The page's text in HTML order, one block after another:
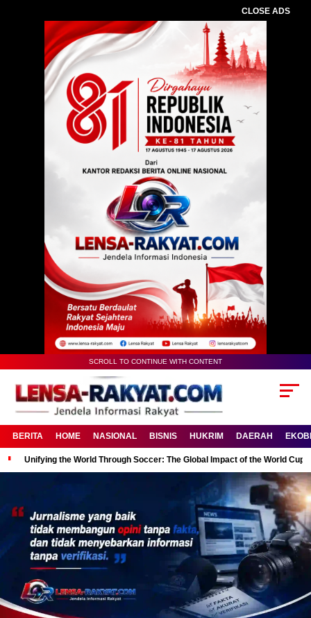
CLOSE ADS
SCROLL TO CONTINUE WITH CONTENT
BERITA HOME NASIONAL BISNIS HUKRIM DAERAH
Unifying the World Through Soccer: The Global Impact of the World Cup